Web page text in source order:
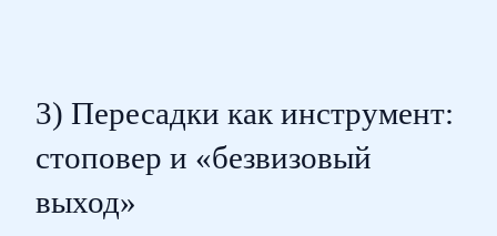
3) Пересадки как инструмент:
стоповер и «безвизовый
выход»